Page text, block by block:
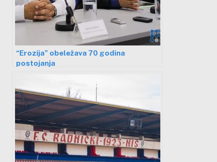
“Erozija” obeležava 70 godina
postojanja